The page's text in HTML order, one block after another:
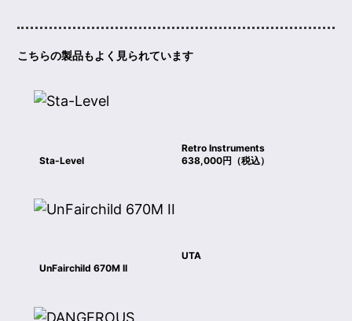
こちらの製品もよく見られています
Retro Instruments
Sta-Level
638,000円（税込）
UTA
UnFairchild 670M II